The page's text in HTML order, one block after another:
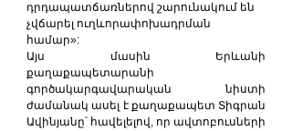
դրդապատճառներով շարունակում են
չվճարել ուղևորափոխադրման
համար»:
Այս մասին Երևանի
քաղաքապետարանի
գործակարգավարական նիստի
ժամանակ ասել է քաղաքապետ Տիգրան
Ավինյանը՝ հավելելով, որ ավտոբուսների